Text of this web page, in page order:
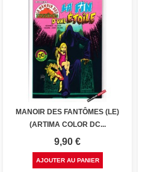
MANOIR DES FANTÔMES (LE)
(ARTIMA COLOR DC...
Prix
9,90 €
AJOUTER AU PANIER